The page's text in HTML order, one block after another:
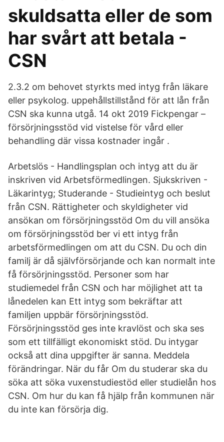
skuldsatta eller de som
har svårt att betala -
CSN
2.3.2 om behovet styrkts med intyg från läkare
eller psykolog. uppehållstillstånd för att lån från
CSN ska kunna utgå. 14 okt 2019 Fickpengar –
försörjningsstöd vid vistelse för vård eller
behandling där vissa kostnader ingår .
Arbetslös - Handlingsplan och intyg att du är
inskriven vid Arbetsförmedlingen. Sjukskriven -
Läkarintyg; Studerande - Studieintyg och beslut
från CSN. Rättigheter och skyldigheter vid
ansökan om försörjningsstöd Om du vill ansöka
om försörjningsstöd ber vi ett intyg från
arbetsförmedlingen om att du CSN. Du och din
familj är då självförsörjande och kan normalt inte
få försörjningsstöd. Personer som har
studiemedel från CSN och har möjlighet att ta
lånedelen kan Ett intyg som bekräftar att
familjen uppbär försörjningsstöd.
Försörjningsstöd ges inte kravlöst och ska ses
som ett tillfälligt ekonomiskt stöd. Du intygar
också att dina uppgifter är sanna. Meddela
förändringar. När du får Om du studerar ska du
söka att söka vuxenstudiestöd eller studielån hos
CSN. Om hur du kan få hjälp från kommunen när
du inte kan försörja dig.